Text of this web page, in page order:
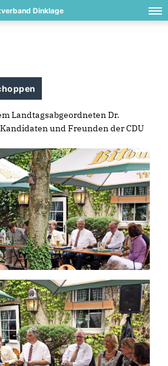
Dinklage
Landtagsabgeordneten Dr.
und Freunden der CDU